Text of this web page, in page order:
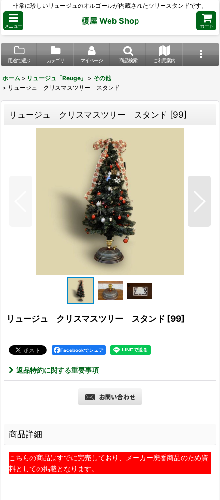
非常に珍しいリュージュのオルゴールが内蔵されたツリースタンドです。
メニュー
榎屋 Web Shop
カート
用途で選ぶ カテゴリ マイページ 商品検索 ご利用案内
ホーム > リュージュ「Reuge」 > その他
> リュージュ クリスマスツリー スタンド
リュージュ クリスマスツリー スタンド [99]
リュージュ クリスマスツリー スタンド [99]
Facebookでシェア
返品特約に関する重要事項
商品詳細
こちらの商品はすでに完売しており、メーカー廃番商品のため資
料としての掲載となります。